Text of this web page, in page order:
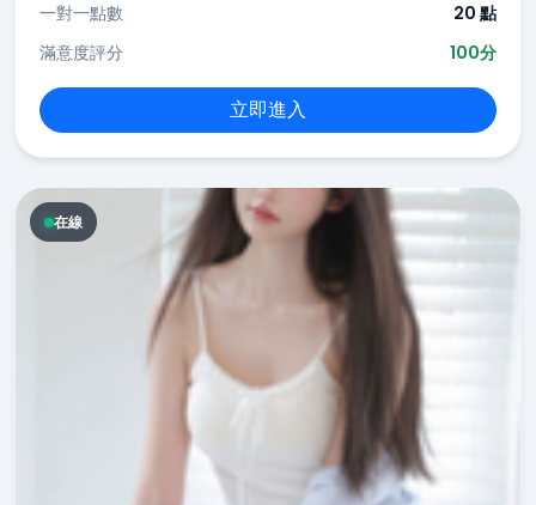
一對一點數
20 點
滿意度評分
100分
立即進入
在線